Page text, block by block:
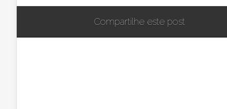
Compartilhe este post